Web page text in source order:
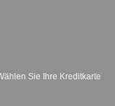
Sie Ihre Kreditkarte